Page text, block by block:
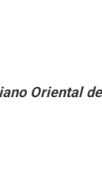
Oriental